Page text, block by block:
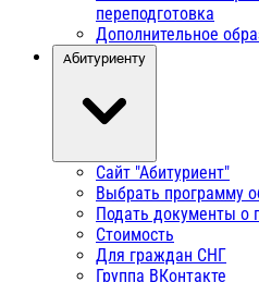
переподготовка
Дополнительное
Абитуриенту
Сайт "Абитуриент"
Выбрать программу
Подать документы о
Стоимость
Для граждан СНГ
Группа ВКонтакте